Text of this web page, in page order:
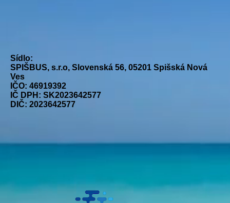
Sídlo:
SPIŠBUS, s.r.o, Slovenská 56, 05201 Spišská Nová
Ves
IČO: 46919392
IČ DPH: SK2023642577
DIČ: 2023642577